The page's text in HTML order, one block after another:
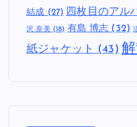
結成 (27) 四枚目のアル
沢 奈美(18) 有島 博志 (32)
紙ジャケット (43)